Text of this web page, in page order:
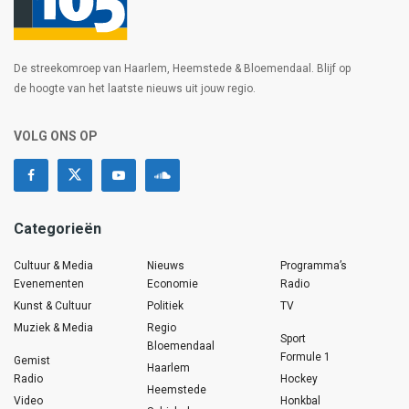
De streekomroep van Haarlem, Heemstede & Bloemendaal. Blijf op
de hoogte van het laatste nieuws uit jouw regio.
VOLG ONS OP
Categorieën
Cultuur & Media
Evenementen
Kunst & Cultuur
Muziek & Media
Gemist
Radio
Video
Nieuws
Economie
Politiek
Regio
Bloemendaal
Haarlem
Heemstede
Programma’s
Radio
TV
Sport
Formule 1
Hockey
Honkbal